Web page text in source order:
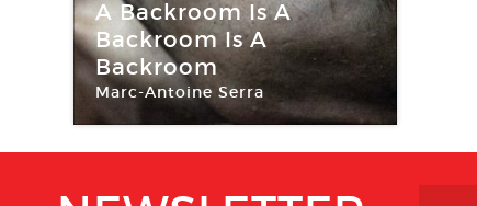
05 Mai -30 Juin 2017
A Backroom Is A
Backroom Is A
Backroom
Marc-Antoine Serra
Arnaud Deschin galerie